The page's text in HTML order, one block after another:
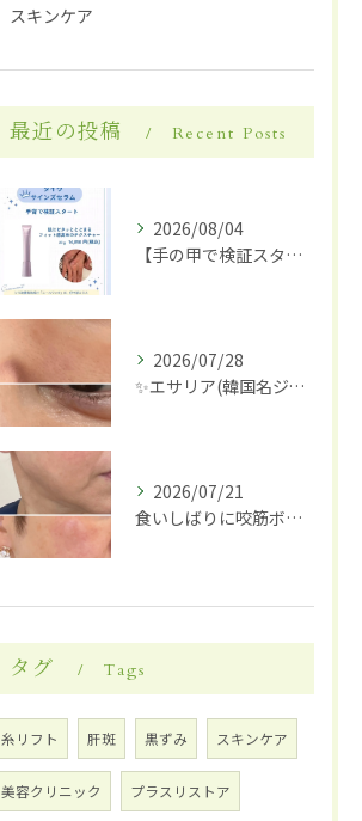
スキンケア
最近の投稿 Recent Posts
2026/08/04
【手の甲で検証スタート】✋✨
2026/07/28
✨エサリア(韓国名ジュブアセル)導入します✨
2026/07/21
食いしばりに咬筋ボトックス
タグ Tags
糸リフト 肝斑 黒ずみ スキンケア
美容クリニック プラスリストア